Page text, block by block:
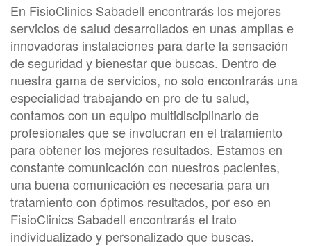
En FisioClinics Sabadell encontrarás los mejores
servicios de salud desarrollados en unas amplias e
innovadoras instalaciones para darte la sensación
de seguridad y bienestar que buscas. Dentro de
nuestra gama de servicios, no solo encontrarás una
especialidad trabajando en pro de tu salud,
contamos con un equipo multidisciplinario de
profesionales que se involucran en el tratamiento
para obtener los mejores resultados. Estamos en
constante comunicación con nuestros pacientes,
una buena comunicación es necesaria para un
tratamiento con óptimos resultados, por eso en
FisioClinics Sabadell encontrarás el trato
individualizado y personalizado que buscas.